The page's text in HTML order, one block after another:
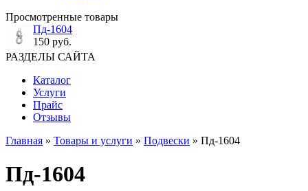
Просмотренные товары
Пд-1604
150 руб.
РАЗДЕЛЫ САЙТА
Каталог
Услуги
Прайс
Отзывы
Главная » Товары и услуги » Подвески » Пд-1604
Пд-1604